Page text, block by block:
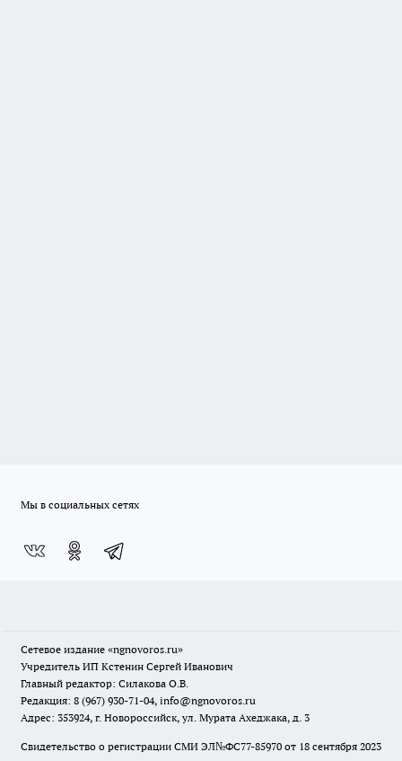
Мы в социальных сетях
Сетевое издание «ngnovoros.ru»
Учредитель ИП Кстенин Сергей Иванович
Главный редактор: Силакова О.В.
Редакция: 8 (967) 930-71-04, info@ngnovoros.ru
Адрес: 353924, г. Новороссийск, ул. Мурата Ахеджака, д. 3
Свидетельство о регистрации СМИ ЭЛ№ФС77-85970 от 18 сентября 2023